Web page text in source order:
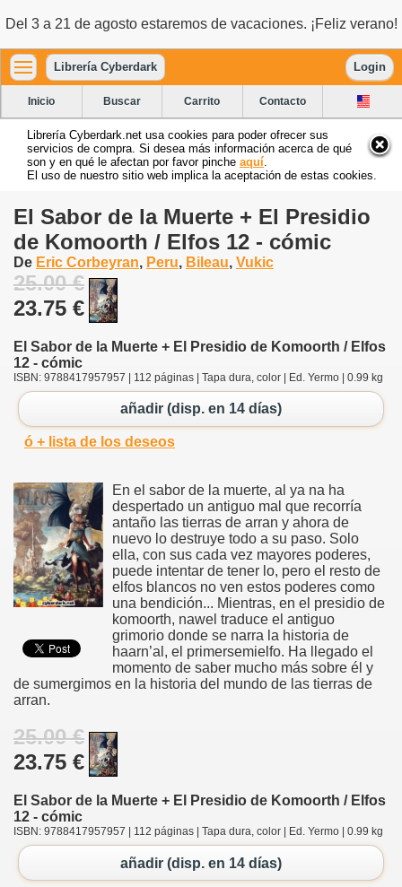
Del 3 a 21 de agosto estaremos de vacaciones. ¡Feliz verano!
Librería Cyberdark Login
Inicio Buscar Carrito Contacto
Librería Cyberdark.net usa cookies para poder ofrecer sus
servicios de compra. Si desea más información acerca de qué
son y en qué le afectan por favor pinche aquí
El uso de nuestro sitio web implica la aceptación de estas cookies.
El Sabor de la Muerte + El Presidio
de Komoorth / Elfos 12 - cómic
De Eric Corbeyran, Peru, Bileau, Vukic
25.00 €
23.75 €
El Sabor de la Muerte + El Presidio de Komoorth / Elfos
12 - cómic
ISBN: 9788417957957 | 112 páginas | Tapa dura, color | Ed. Yermo | 0.99 kg
añadir (disp. en 14 días)
ó + lista de los deseos
En el sabor de la muerte, al ya na ha
despertado un antiguo mal que recorría
antaño las tierras de arran y ahora de
nuevo lo destruye todo a su paso. Solo
ella, con sus cada vez mayores poderes,
puede intentar de tener lo, pero el resto de
elfos blancos no ven estos poderes como
una bendición... Mientras, en el presidio de
komoorth, nawel traduce el antiguo
grimorio donde se narra la historia de
haarn’al, el primersemielfo. Ha llegado el
momento de saber mucho más sobre él y
de sumergimos en la historia del mundo de las tierras de
arran.
25.00 €
23.75 €
El Sabor de la Muerte + El Presidio de Komoorth / Elfos
12 - cómic
ISBN: 9788417957957 | 112 páginas | Tapa dura, color | Ed. Yermo | 0.99 kg
añadir (disp. en 14 días)